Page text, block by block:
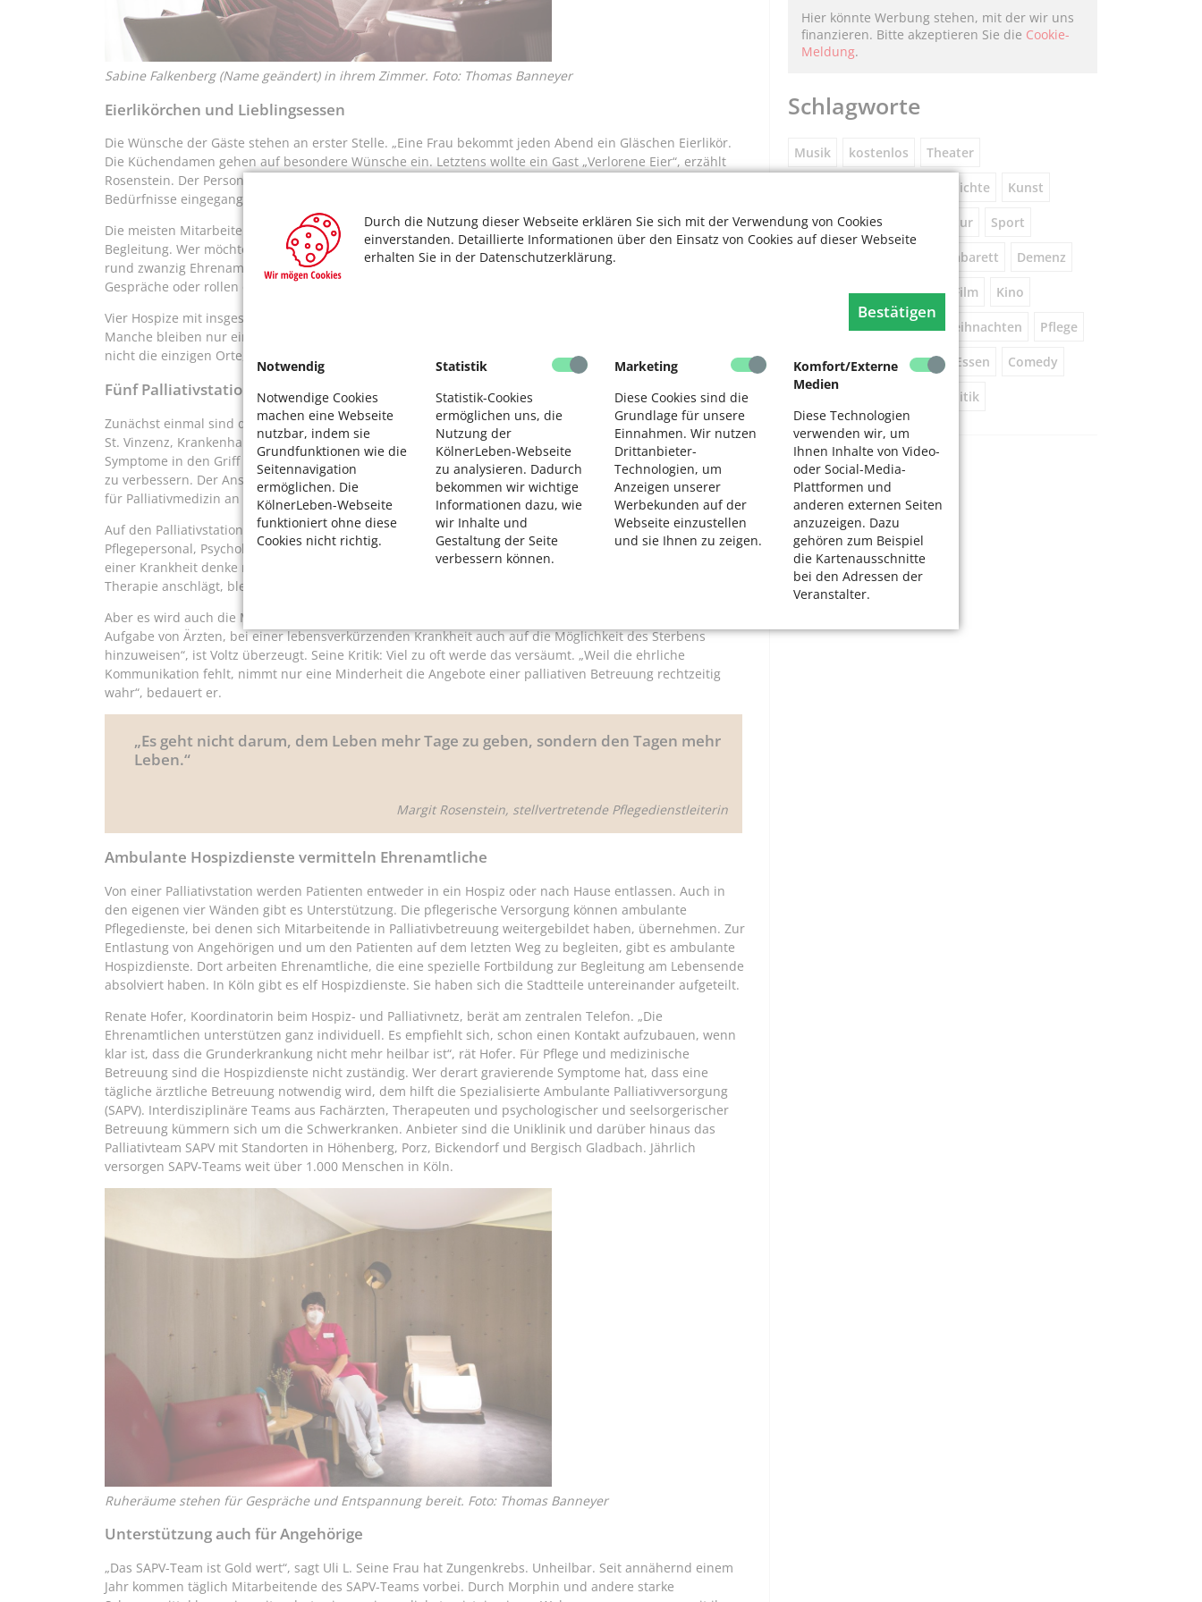
Durch die Nutzung dieser Webseite erklären Sie sich mit der Verwendung von Cookies
einverstanden. Detaillierte Informationen über den Einsatz von Cookies auf dieser Webseite
erhalten Sie in der Datenschutzerklärung.
Bestätigen
Notwendig
Notwendige Cookies
machen eine Webseite
nutzbar, indem sie
Grundfunktionen wie die
Seitennavigation
ermöglichen. Die
KölnerLeben-Webseite
funktioniert ohne diese
Cookies nicht richtig.
Statistik
Statistik-Cookies
ermöglichen uns, die
Nutzung der
KölnerLeben-Webseite
zu analysieren. Dadurch
bekommen wir wichtige
Informationen dazu, wie
wir Inhalte und
Gestaltung der Seite
verbessern können.
Marketing
Diese Cookies sind die
Grundlage für unsere
Einnahmen. Wir nutzen
Drittanbieter-
Technologien, um
Anzeigen unserer
Werbekunden auf der
Webseite einzustellen
und sie Ihnen zu zeigen.
Komfort/Externe
Medien
Diese Technologien
verwenden wir, um
Ihnen Inhalte von Video-
oder Social-Media-
Plattformen und
anderen externen Seiten
anzuzeigen. Dazu
gehören zum Beispiel
die Kartenausschnitte
bei den Adressen der
Veranstalter.
Sabine Falkenberg (Name geändert) in ihrem Zimmer. Foto: Thomas Banneyer
Eierlikörchen und Lieblingsessen
Die Wünsche der Gäste stehen an erster Stelle. „Eine Frau bekommt jeden Abend ein Gläschen Eierlikör.
Die Küchendamen gehen auf besondere Wünsche ein. Letztens wollte ein Gast „Verlorene Eier“, erzählt
Rosenstein. Der Personalschlüssel ist höher als im Krankenhaus, sodass mehr auf die individuellen
Bedürfnisse eingegangen werden kann.
Die meisten Mitarbeitenden sind Pflegefachkräfte, eine Diplom-Pädagogin koordiniert die psychosoziale
Begleitung. Wer möchte, kann seelsorgerische Gespräche führen. Ein Arzt kommt bei Bedarf. Und es gibt
rund zwanzig Ehrenamtliche. Sie spielen, musizieren, bringen einen Hund mit, lesen vor, führen
Gespräche oder rollen ein fahrendes Café in die Zimmer.
Vier Hospize mit insgesamt 36 Plätzen gibt es in Köln. Menschen aller Altersgruppen sind dort Gäste.
Manche bleiben nur ein paar Tage, bis sie sterben, andere mehrere Monate. Doch Hospize sind längst
nicht die einzigen Orte, wo todkranke Menschen ihre letzte Zeit verbringen können.
Fünf Palliativstationen im Kölner Stadtgebiet
Zunächst einmal sind da die Palliativstationen in fünf Kölner Kliniken: Uniklinik, Hildegardis Krankenhaus,
St. Vinzenz, Krankenhaus Merheim und St. Elisabeth. Auf diesen Stationen wird alles getan, um belastende
Symptome in den Griff zu bekommen. „Es wird dort die maximale Kraft eingesetzt, um die Lebensqualität
zu verbessern. Der Ansatz ist ganzheitlich“, erläutert Professor Raymond Voltz. Er ist Direktor des Zentrums
für Palliativmedizin an der Kölner Uniklinik und Vorsitzender des Kölner Palliativ- und Hospiznetzwerks.
Auf den Palliativstationen arbeiten multiprofessionelle Teams: Sie bestehen aus Medizinern,
Pflegepersonal, Psychologen, Therapeuten, Seelsorgern und Ehrenamtlichen. In der „palliativen Phase“
einer Krankheit denke man „Plan A und Plan B gleichzeitig“, sagt Voltz. Das heißt, die Hoffnung, dass eine
Therapie anschlägt, bleibt.
Aber es wird auch die Möglichkeit in Betracht gezogen, dass die Krankheit zum Tod führt. „Es ist die
Aufgabe von Ärzten, bei einer lebensverkürzenden Krankheit auch auf die Möglichkeit des Sterbens
hinzuweisen“, ist Voltz überzeugt. Seine Kritik: Viel zu oft werde das versäumt. „Weil die ehrliche
Kommunikation fehlt, nimmt nur eine Minderheit die Angebote einer palliativen Betreuung rechtzeitig
wahr“, bedauert er.
„Es geht nicht darum, dem Leben mehr Tage zu geben, sondern den Tagen mehr
Leben.“
Margit Rosenstein, stellvertretende Pflegedienstleiterin
Ambulante Hospizdienste vermitteln Ehrenamtliche
Von einer Palliativstation werden Patienten entweder in ein Hospiz oder nach Hause entlassen. Auch in
den eigenen vier Wänden gibt es Unterstützung. Die pflegerische Versorgung können ambulante
Pflegedienste, bei denen sich Mitarbeitende in Palliativbetreuung weitergebildet haben, übernehmen. Zur
Entlastung von Angehörigen und um den Patienten auf dem letzten Weg zu begleiten, gibt es ambulante
Hospizdienste. Dort arbeiten Ehrenamtliche, die eine spezielle Fortbildung zur Begleitung am Lebensende
absolviert haben. In Köln gibt es elf Hospizdienste. Sie haben sich die Stadtteile untereinander aufgeteilt.
Renate Hofer, Koordinatorin beim Hospiz- und Palliativnetz, berät am zentralen Telefon. „Die
Ehrenamtlichen unterstützen ganz individuell. Es empfiehlt sich, schon einen Kontakt aufzubauen, wenn
klar ist, dass die Grunderkrankung nicht mehr heilbar ist“, rät Hofer. Für Pflege und medizinische
Betreuung sind die Hospizdienste nicht zuständig. Wer derart gravierende Symptome hat, dass eine
tägliche ärztliche Betreuung notwendig wird, dem hilft die Spezialisierte Ambulante Palliativversorgung
(SAPV). Interdisziplinäre Teams aus Fachärzten, Therapeuten und psychologischer und seelsorgerischer
Betreuung kümmern sich um die Schwerkranken. Anbieter sind die Uniklinik und darüber hinaus das
Palliativteam SAPV mit Standorten in Höhenberg, Porz, Bickendorf und Bergisch Gladbach. Jährlich
versorgen SAPV-Teams weit über 1.000 Menschen in Köln.
Ruheräume stehen für Gespräche und Entspannung bereit. Foto: Thomas Banneyer
Unterstützung auch für Angehörige
„Das SAPV-Team ist Gold wert“, sagt Uli L. Seine Frau hat Zungenkrebs. Unheilbar. Seit annähernd einem
Jahr kommen täglich Mitarbeitende des SAPV-Teams vorbei. Durch Morphin und andere starke
Hier könnte Werbung stehen, mit der wir uns
finanzieren. Bitte akzeptieren Sie die Cookie-
Meldung.
Schlagworte
Musik kostenlos Theater
Geschichte Kunst
Museum Natur Literatur Sport
Kabarett Demenz
Wandern Brauchtum Film Kino
Vorsorge Beratung Weihnachten Pflege
Feste Tanz Vortrag Essen Comedy
Politik